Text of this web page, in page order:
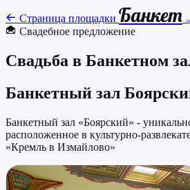
Страница площадки Банкет .ru
Свадебное предложение
Свадьба в Банкетном
Банкетный зал
Банкетный зал «Боярский» -
расположенное в культурно-
«Кремль в Измайлово»